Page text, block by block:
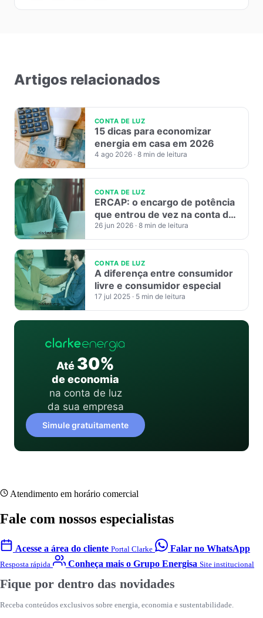
Artigos relacionados
CONTA DE LUZ
15 dicas para economizar
energia em casa em 2026
4 ago 2026 · 8 min de leitura
CONTA DE LUZ
ERCAP: o encargo de potência
que entrou de vez na conta de
energia em 2026
26 jun 2026 · 8 min de leitura
CONTA DE LUZ
A diferença entre consumidor
livre e consumidor especial
17 jul 2025 · 5 min de leitura
Até 30%
de economia
na conta de luz
da sua empresa
Simule gratuitamente
Atendimento em horário comercial
Fale com nossos especialistas
Acesse a área do cliente Portal Clarke Falar no WhatsApp
Resposta rápida Conheça mais o Grupo Energisa Site institucional
Fique por dentro das novidades
Receba conteúdos exclusivos sobre energia, economia e sustentabilidade.